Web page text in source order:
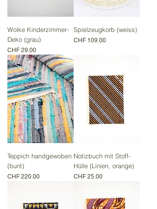
Wolke Kinderzimmer-
Deko (grau)
Preis
CHF 29.00
Spielzeugkorb (weiss)
Preis
CHF 109.00
Teppich handgewoben
(bunt)
Preis
CHF 220.00
Notizbuch mit Stoff-
Hülle (Linien, orange)
Preis
CHF 25.00